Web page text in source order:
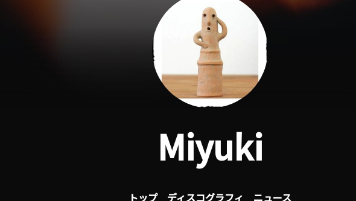
Miyuki
トップ ディスコグラフィ ニュース